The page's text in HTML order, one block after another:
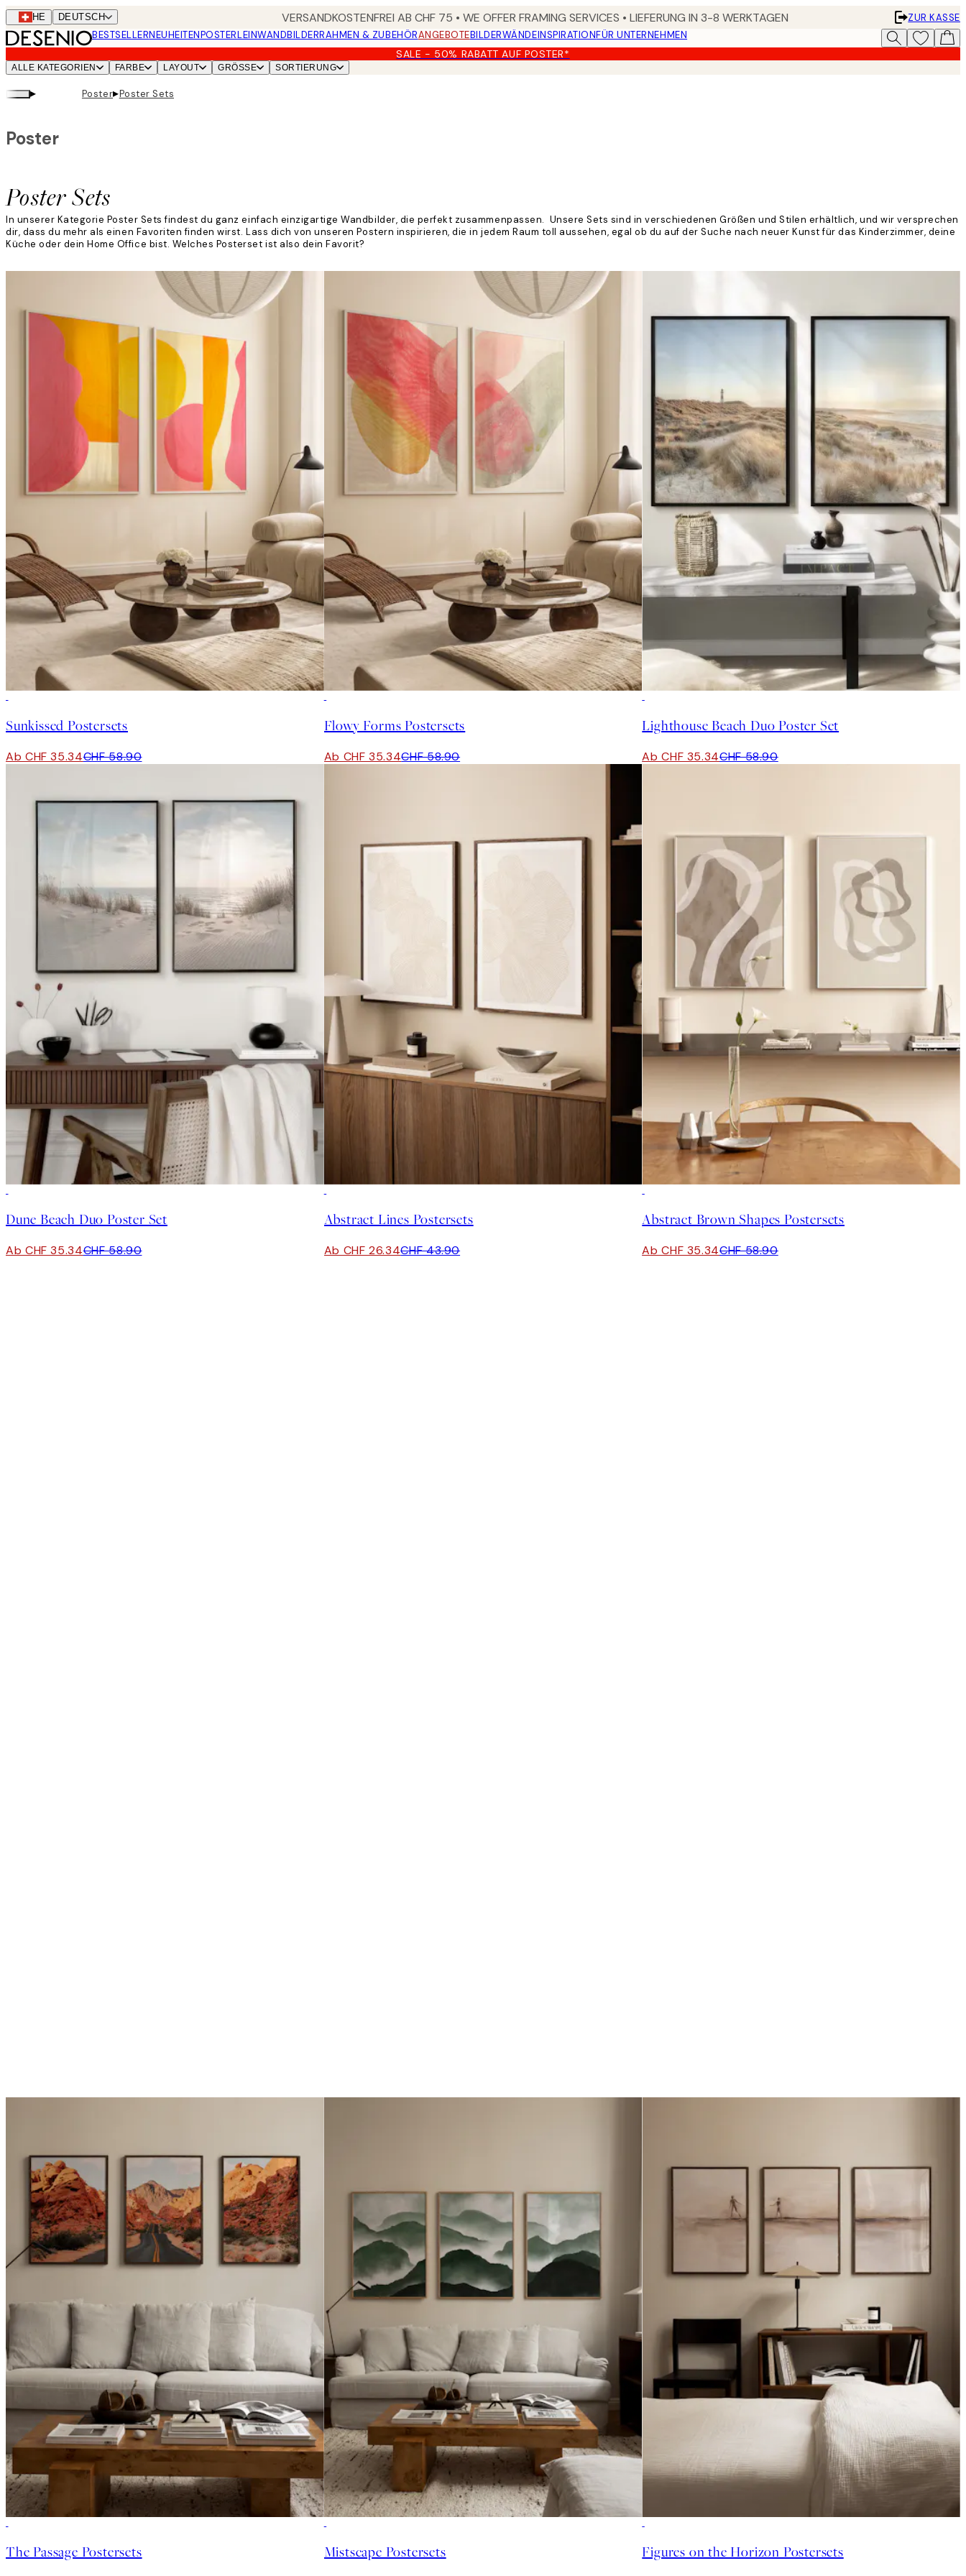
Skip
to
main
content.
CHE DEUTSCH VERSANDKOSTENFREI AB CHF 75 • WE OFFER FRAMING SERVICES • LIEFERUNG IN 3-8 WERKTAGEN
ZUR KASSE
BESTSELLERNEUHEITENPOSTERLEINWANDBILDERRAHMEN & ZUBEHÖRANGEBOTEBILDERWÄNDEINSPIRATIONFÜR UNTERNEHMEN
SALE - 50% RABATT AUF POSTER*
ALLE KATEGORIEN FARBE LAYOUT GRÖSSE SORTIERUNG
▸ Poster▸Poster Sets
Poster Sets
Poster
In unserer Kategorie Poster Sets findest du ganz einfach einzigartige Wandbilder, die perfekt zusammenpassen. Unsere Sets sind in verschiedenen Größen und Stilen erhältlich, und wir versprechen
dir, dass du mehr als einen Favoriten finden wirst. Lass dich von unseren Postern inspirieren, die in jedem Raum toll aussehen, egal ob du auf der Suche nach neuer Kunst für das Kinderzimmer, deine
Küche oder dein Home Office bist. Welches Posterset ist also dein Favorit?
Sunkissed Postersets
Ab CHF 35.34CHF 58.90
Flowy Forms Postersets
Ab CHF 35.34CHF 58.90
Lighthouse Beach Duo Poster Set
Ab CHF 35.34CHF 58.90
Dune Beach Duo Poster Set
Ab CHF 35.34CHF 58.90
Abstract Lines Postersets
Ab CHF 26.34CHF 43.90
Abstract Brown Shapes Postersets
Ab CHF 35.34CHF 58.90
The Passage Postersets Mistscape Postersets Figures on the Horizon Postersets